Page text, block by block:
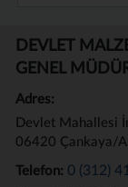
DEVLET
GENEL
Adres:
Devlet Mahallesi
06420 Çankaya/
Telefon: 0 (312)